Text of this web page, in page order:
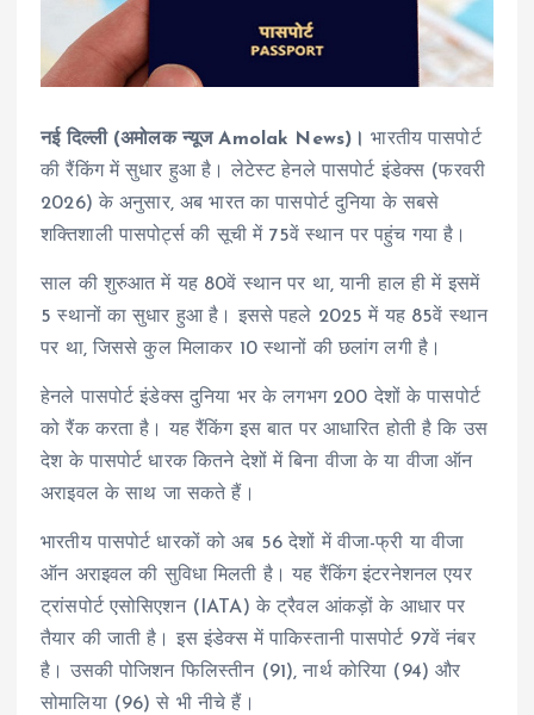
नई दिल्ली (अमोलक न्यूज Amolak News)।भारतीय पासपोर्ट
की रैंकिंग में सुधार हुआ है। लेटेस्ट हेनले पासपोर्ट इंडेक्स (फरवरी
2026) के अनुसार, अब भारत का पासपोर्ट दुनिया के सबसे
शक्तिशाली पासपोर्ट्स की सूची में 75वें स्थान पर पहुंच गया है।
साल की शुरुआत में यह 80वें स्थान पर था, यानी हाल ही में इसमें
5 स्थानों का सुधार हुआ है। इससे पहले 2025 में यह 85वें स्थान
पर था, जिससे कुल मिलाकर 10 स्थानों की छलांग लगी है।
हेनले पासपोर्ट इंडेक्स दुनिया भर के लगभग 200 देशों के पासपोर्ट
को रैंक करता है। यह रैंकिंग इस बात पर आधारित होती है कि उस
देश के पासपोर्ट धारक कितने देशों में बिना वीजा के या वीजा ऑन
अराइवल के साथ जा सकते हैं।
भारतीय पासपोर्ट धारकों को अब 56 देशों में वीजा-फ्री या वीजा
ऑन अराइवल की सुविधा मिलती है। यह रैंकिंग इंटरनेशनल एयर
ट्रांसपोर्ट एसोसिएशन (IATA) के ट्रैवल आंकड़ों के आधार पर
तैयार की जाती है। इस इंडेक्स में पाकिस्तानी पासपोर्ट 97वें नंबर
है। उसकी पोजिशन फिलिस्तीन (91), नार्थ कोरिया (94) और
सोमालिया (96) से भी नीचे हैं।